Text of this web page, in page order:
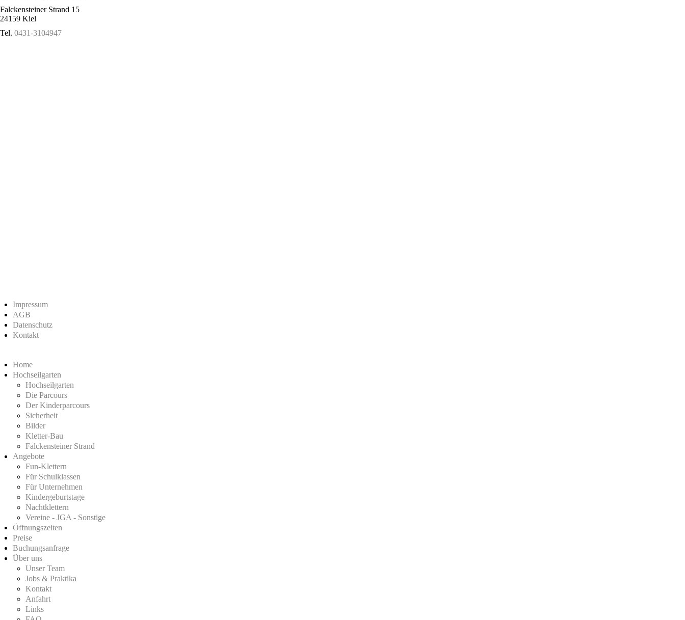
Falckensteiner Strand 15
24159 Kiel
Tel. 0431-3104947
Impressum
AGB
Datenschutz
Kontakt
Home
Hochseilgarten
Hochseilgarten
Die Parcours
Der Kinderparcours
Sicherheit
Bilder
Kletter-Bau
Falckensteiner Strand
Angebote
Fun-Klettern
Für Schulklassen
Für Unternehmen
Kindergeburtstage
Nachtklettern
Vereine - JGA - Sonstige
Öffnungszeiten
Preise
Buchungsanfrage
Über uns
Unser Team
Jobs & Praktika
Kontakt
Anfahrt
Links